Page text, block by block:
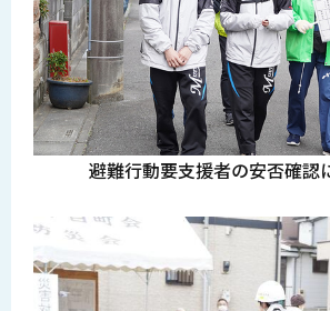
避難行動要支援者の安否確認